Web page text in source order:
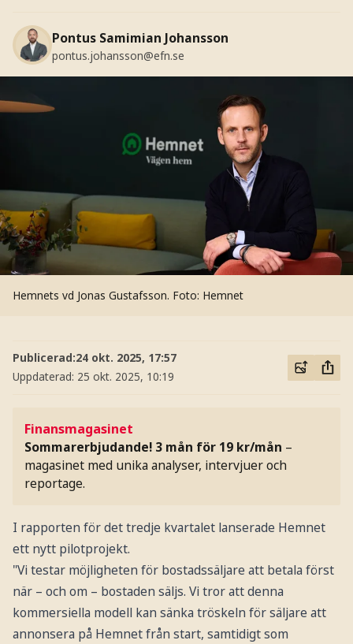
Pontus Samimian Johansson
pontus.johansson@efn.se
Hemnets vd Jonas Gustafsson. Foto: Hemnet
Publicerad:24 okt. 2025, 17:57
Uppdaterad: 25 okt. 2025, 10:19
Finansmagasinet
Sommarerbjudande! 3 mån för 19 kr/mån –
magasinet med unika analyser, intervjuer och
reportage.
I rapporten för det tredje kvartalet lanserade Hemnet
ett nytt pilotprojekt.
"Vi testar möjligheten för bostadssäljare att betala först
när – och om – bostaden säljs. Vi tror att denna
kommersiella modell kan sänka tröskeln för säljare att
annonsera på Hemnet från start, samtidigt som